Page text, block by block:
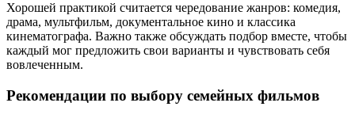
Хорошей практикой считается чередование жанров: комедия,
драма, мультфильм, документальное кино и классика
кинематографа. Важно также обсуждать подбор вместе, чтобы
каждый мог предложить свои варианты и чувствовать себя
вовлеченным.
Рекомендации по выбору семейных фильмов